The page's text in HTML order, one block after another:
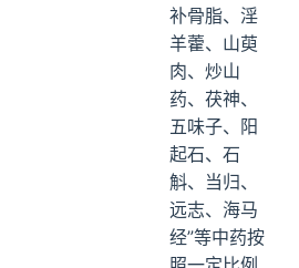
补骨脂、淫
羊藿、山萸
肉、炒山
药、茯神、
五味子、阳
起石、石
斛、当归、
远志、海马
经”等中药按